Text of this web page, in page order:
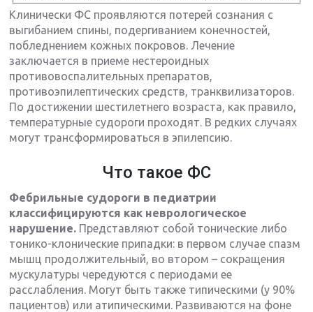
Клинически ФС проявляются потерей сознания с
выгибанием спины, подергиванием конечностей,
побледнением кожных покровов. Лечение
заключается в приеме нестероидных
противовоспалительных препаратов,
противоэпилептических средств, транквилизаторов.
По достижении шестилетнего возраста, как правило,
температурные судороги проходят. В редких случаях
могут трансформироваться в эпилепсию.
Что такое ФС
Фебрильные судороги в педиатрии
классифицируются как неврологическое
нарушение. Представляют собой тонические либо
тонико-клонические припадки: в первом случае спазм
мышц продолжительный, во втором – сокращения
мускулатуры чередуются с периодами ее
расслабления. Могут быть также типическими (у 90%
пациентов) или атипическими. Развиваются на фоне